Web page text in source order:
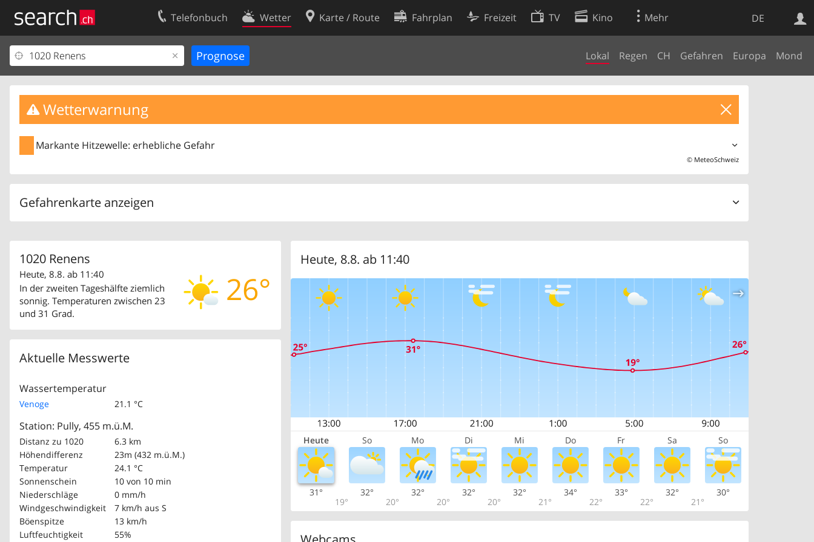
DE
Telefonbuch Wetter Karte / Route Fahrplan Freizeit TV Kino Mehr
Lokal Regen CH Gefahren Europa Mond
Wetterwarnung
Markante Hitzewelle: erhebliche Gefahr
© MeteoSchweiz
Gefahrenkarte anzeigen
1020 Renens
26°
Heute, 8.8. ab 11:40
In der zweiten Tageshälfte ziemlich
sonnig. Temperaturen zwischen 23
und 31 Grad.
Aktuelle Messwerte
Wassertemperatur
Venoge 21.1 °C
Station: Pully, 455 m.ü.M.
Distanz zu 1020
6.3 km
Höhendifferenz
23m (432 m.ü.M.)
Temperatur
24.1 °C
Sonnenschein
10 von 10 min
Niederschläge
0 mm/h
Windgeschwindigkeit
7 km/h aus S
Böenspitze
13 km/h
Luftfeuchtigkeit
55%
Heute, 8.8. ab 11:40
Heute So Mo Di Mi Do Fr Sa So
31°
19°
32°
20°
32°
20°
32°
20°
32°
21°
34°
22°
33°
22°
32°
21°
30°
Websuche
Ihr Eintrag
Kundencenter Geschäftskunden
Impressum
Kontakt
Nutzungsbedingungen
Datenschutzerklärung
Cookie-Einstellungen
Entwickler